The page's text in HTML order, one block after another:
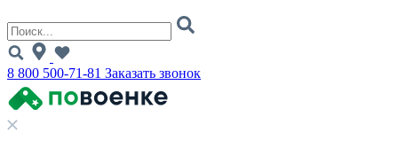
8 800 500-71-81 Заказать звонок